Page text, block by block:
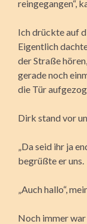
reingegangen“,
Ich drückte auf
Eigentlich
der Straße
gerade noch
die Tür
Dirk stand vor
„Da seid ihr ja
begrüßte er uns.
„Auch hallo“,
Noch immer war